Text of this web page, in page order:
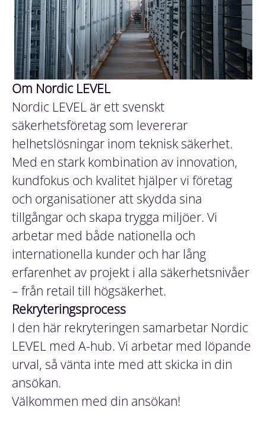
Om Nordic LEVEL
Nordic LEVEL är ett svenskt
säkerhetsföretag som levererar
helhetslösningar inom teknisk säkerhet.
Med en stark kombination av innovation,
kundfokus och kvalitet hjälper vi företag
och organisationer att skydda sina
tillgångar och skapa trygga miljöer. Vi
arbetar med både nationella och
internationella kunder och har lång
erfarenhet av projekt i alla säkerhetsnivåer
– från retail till högsäkerhet.
Rekryteringsprocess
I den här rekryteringen samarbetar Nordic
LEVEL med A-hub. Vi arbetar med löpande
urval, så vänta inte med att skicka in din
ansökan.
Välkommen med din ansökan!